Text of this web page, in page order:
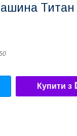
Титан
Купити з